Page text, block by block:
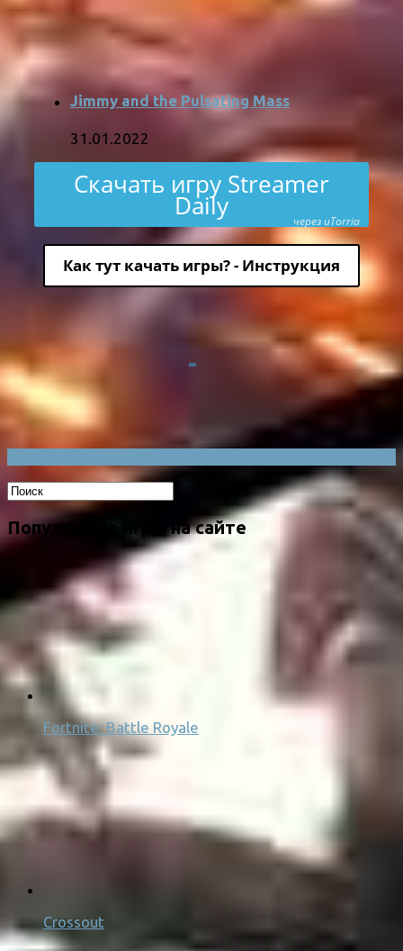
Jimmy and the Pulsating Mass
31.01.2022
Скачать игру Streamer
Daily через uTorria
Как тут качать игры? - Инструкция
Популярные игры на сайте
Fortnite: Battle Royale
Crossout